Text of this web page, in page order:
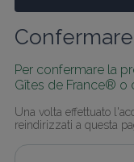
Per confermare la
Gîtes de France® o
Una volta effettuato
reindirizzati a questa